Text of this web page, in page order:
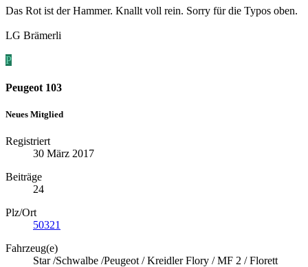
Das Rot ist der Hammer. Knallt voll rein. Sorry für die Typos oben.
LG Brämerli
P
Peugeot 103
Neues Mitglied
Registriert
30 März 2017
Beiträge
24
Plz/Ort
50321
Fahrzeug(e)
Star /Schwalbe /Peugeot / Kreidler Flory / MF 2 / Florett